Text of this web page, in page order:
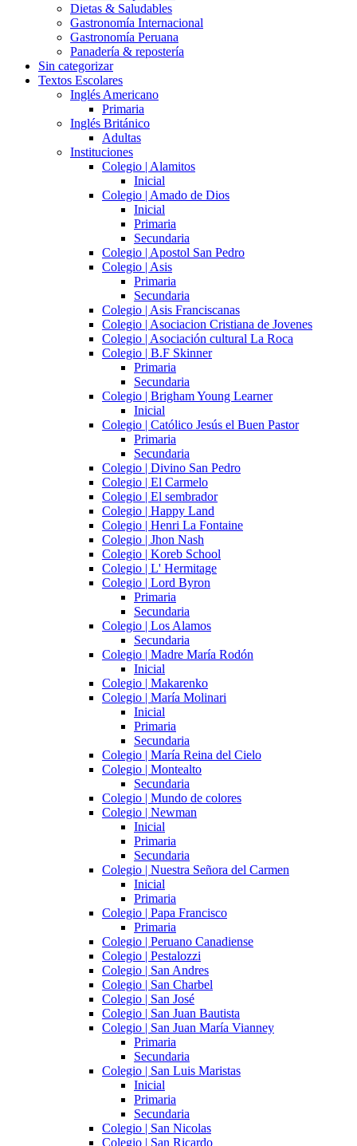
Dietas & Saludables
Gastronomía Internacional
Gastronomía Peruana
Panadería & repostería
Sin categorizar
Textos Escolares
Inglés Americano
Primaria
Inglés Británico
Adultas
Instituciones
Colegio | Alamitos
Inicial
Colegio | Amado de Dios
Inicial
Primaria
Secundaria
Colegio | Apostol San Pedro
Colegio | Asis
Primaria
Secundaria
Colegio | Asis Franciscanas
Colegio | Asociacion Cristiana de Jovenes
Colegio | Asociación cultural La Roca
Colegio | B.F Skinner
Primaria
Secundaria
Colegio | Brigham Young Learner
Inicial
Colegio | Católico Jesús el Buen Pastor
Primaria
Secundaria
Colegio | Divino San Pedro
Colegio | El Carmelo
Colegio | El sembrador
Colegio | Happy Land
Colegio | Henri La Fontaine
Colegio | Jhon Nash
Colegio | Koreb School
Colegio | L' Hermitage
Colegio | Lord Byron
Primaria
Secundaria
Colegio | Los Alamos
Secundaria
Colegio | Madre María Rodón
Inicial
Colegio | Makarenko
Colegio | María Molinari
Inicial
Primaria
Secundaria
Colegio | María Reina del Cielo
Colegio | Montealto
Secundaria
Colegio | Mundo de colores
Colegio | Newman
Inicial
Primaria
Secundaria
Colegio | Nuestra Señora del Carmen
Inicial
Primaria
Colegio | Papa Francisco
Primaria
Colegio | Peruano Canadiense
Colegio | Pestalozzi
Colegio | San Andres
Colegio | San Charbel
Colegio | San José
Colegio | San Juan Bautista
Colegio | San Juan María Vianney
Primaria
Secundaria
Colegio | San Luis Maristas
Inicial
Primaria
Secundaria
Colegio | San Nicolas
Colegio | San Ricardo